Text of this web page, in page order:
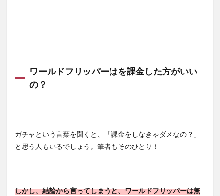
ワールドフリッパーはを課金した方がいい
の？
ガチャという言葉を聞くと、「課金をしなきゃダメなの？」
と思う人もいるでしょう。筆者もそのひとり！
しかし、結論から言ってしまうと、ワールドフリッパーは無